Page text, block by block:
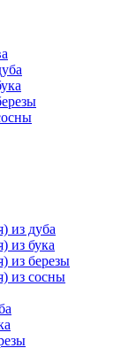
из дуба
из бука
из березы
из сосны